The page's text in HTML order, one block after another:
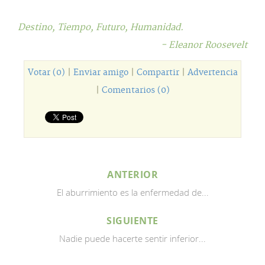
Destino, Tiempo, Futuro, Humanidad.
- Eleanor Roosevelt
Votar (0) Enviar amigo| Compartir| Advertencia
Comentarios (0)
ANTERIOR
El aburrimiento es la enfermedad de...
SIGUIENTE
Nadie puede hacerte sentir inferior...